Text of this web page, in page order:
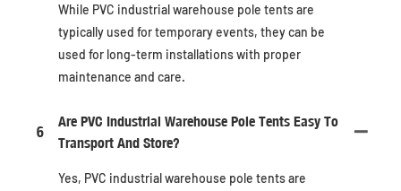
While PVC industrial warehouse pole tents are
typically used for temporary events, they can be
used for long-term installations with proper
maintenance and care.
6
Are PVC Industrial Warehouse Pole Tents Easy To
Transport And Store?
Yes, PVC industrial warehouse pole tents are